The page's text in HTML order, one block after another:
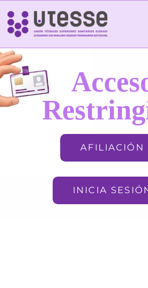
Skip
content
Inicio
QUIÉNES SOMOS
AFILIACIÓN
INICIA